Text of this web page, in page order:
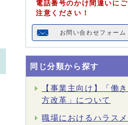
電話番号のかけ間違いにご
注意ください！
お問い合わせフォーム
同じ分類から探す
【事業主向け】「働き
方改革」について
職場におけるハラスメ